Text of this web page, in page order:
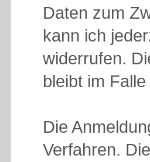
Daten zum
kann ich
widerrufen.
bleibt im
Die
Verfahren.